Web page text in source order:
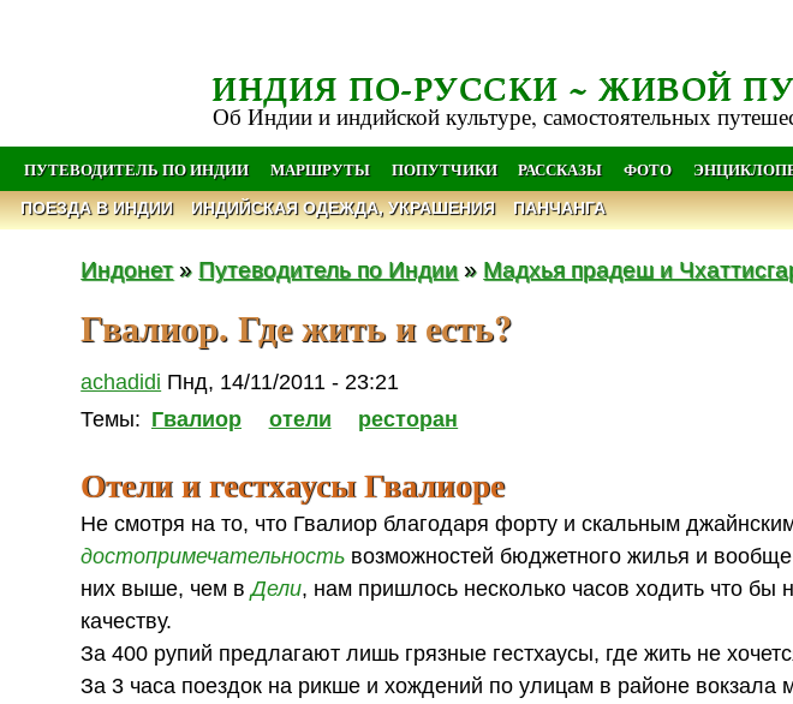
ИНДИЯ ПО-РУССКИ ~ ЖИВОЙ
Об Индии и индийской культуре, самостоятельных
ПУТЕВОДИТЕЛЬ ПО ИНДИИ МАРШРУТЫ ПОПУТЧИКИ РАССКАЗЫ ФОТО
ПОЕЗДА В ИНДИИ ИНДИЙСКАЯ ОДЕЖДА, УКРАШЕНИЯ ПАНЧАНГА
Индонет» Путеводитель по Индии » Мадхья прадеш и
Гвалиор. Где жить и есть?
achadidi Пнд, 14/11/2011 - 23:21
Темы: Гвалиор отели ресторан
Отели и гестхаусы Гвалиоре
Не смотря на то, что Гвалиор благодаря форту и скальным
достопримечательность возможностей бюджетного жилья и
них выше, чем вДели, нам пришлось несколько часов ходить что бы
качеству.
За 400 рупий предлагают лишь грязные гестхаусы, где жить не
За 3 часа поездок на рикше и хождений по улицам в районе